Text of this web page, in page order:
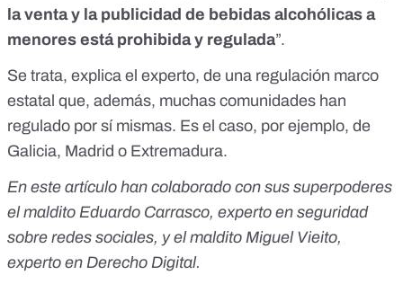
la venta y la publicidad de bebidas alcohólicas a
menores está prohibida y regulada”.
Se trata, explica el experto, de una regulación marco
estatal que, además, muchas comunidades han
regulado por sí mismas. Es el caso, por ejemplo, de
Galicia, Madrid o Extremadura.
En este artículo han colaborado con sus superpoderes
el maldito Eduardo Carrasco, experto en seguridad
sobre redes sociales, y el maldito Miguel Vieito,
experto en Derecho Digital.